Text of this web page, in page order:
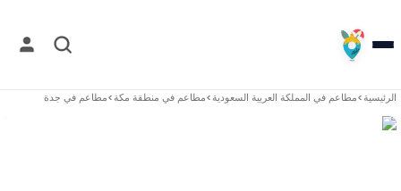
الرئيسية>مطاعم في المملكة العربية السعودية>مطاعم في منطقة مكة>مطاعم في جدة